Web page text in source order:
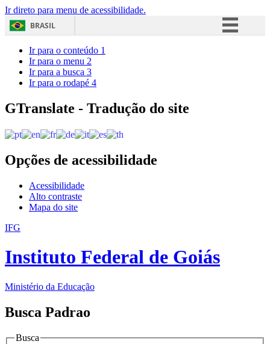
Ir direto para menu de acessibilidade.
BRASIL
Acesso à informação
Ir para o conteúdo 1
Ir para o menu 2
Ir para a busca 3
Ir para o rodapé 4
GTranslate - Tradução do site
Opções de acessibilidade
Acessibilidade
Alto contraste
Mapa do site
IFG
Instituto Federal de Goiás
Ministério da Educação
Busca Padrao
Busca